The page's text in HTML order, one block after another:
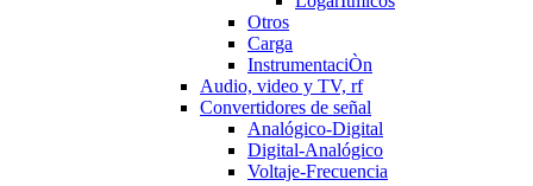
Otros
Carga
InstrumentaciÒn
Audio, video y TV, rf
Convertidores de señal
Analógico-Digital
Digital-Analógico
Voltaje-Frecuencia